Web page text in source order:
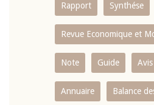
Rapport Synthése
Revue Economique et
Note Guide
Annuaire Balance